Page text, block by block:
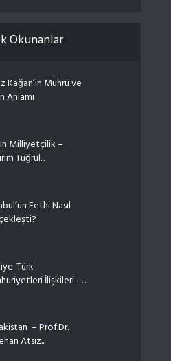
Okunanlar
Kağan’ın Mührü ve
Anlamı
Milliyetçilik –
Tuğrul...
Fethi Nasıl
Türk
İlişkileri –...
– Prof.Dr.
Atsız...